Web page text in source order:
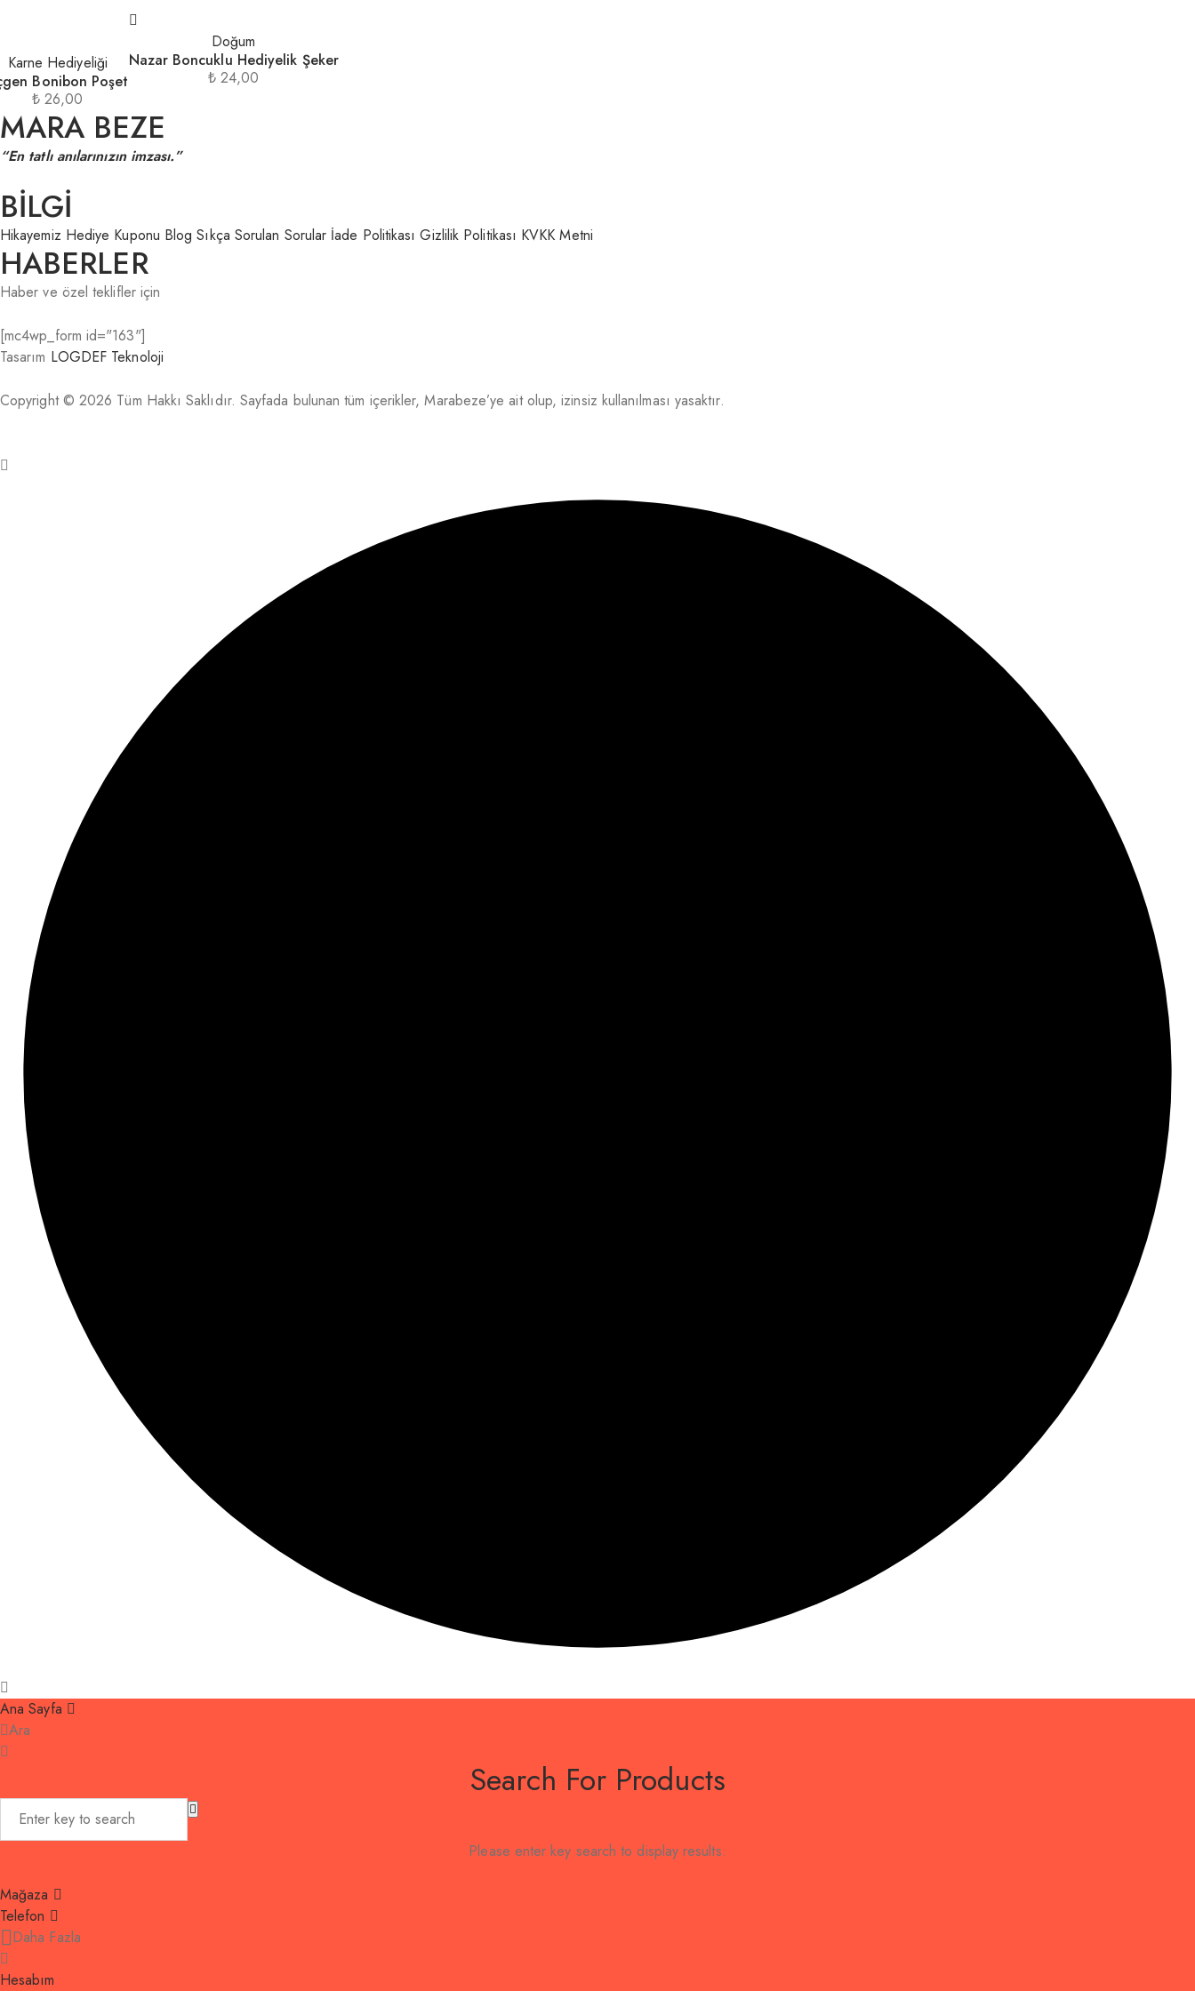
Karne Hediyeliği
Bonibon Poşet
₺ 26,00
Doğum
Nazar Boncuklu Hediyelik Şeker
₺ 24,00
MARA BEZE
“En tatlı anılarınızın imzası.”
BİLGİ
Hikayemiz Hediye Kuponu Blog Sıkça Sorulan Sorular İade Politikası Gizlilik Politikası KVKK Metni
HABERLER
Haber ve özel teklifler için
[mc4wp_form id="163"]
Tasarım LOGDEF Teknoloji
Copyright © 2026 Tüm Hakkı Saklıdır. Sayfada bulunan tüm içerikler, Marabeze’ye ait olup, izinsiz kullanılması yasaktır.
Ana Sayfa
Ara
Search For Products
Please enter key search to display results.
Mağaza
Telefon
Daha Fazla
Hesabım